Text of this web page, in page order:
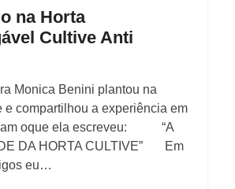
na Horta
Cultive Anti
Monica Benini plantou na
e compartilhou a experiência em
oque ela escreveu: “A
DA HORTA CULTIVE” Em
eu…